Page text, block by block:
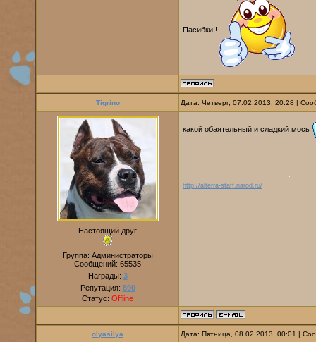
Пасибки!!
Tigrino Дата: Четверг, 07.02.2013, 20:28 |
Настоящий друг
Группа: Администраторы
Сообщений: 65535
Награды: 3
Репутация: 890
Статус: Offline
какой обаятельный и сладкий мось
http://alterra-staff.narod.ru/
olyasilya Дата: Пятница, 08.02.2013, 00:01 |